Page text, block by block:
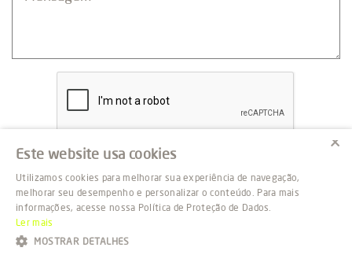
IBOV R$ 172.513
×
Este website usa cookies
Utilizamos cookies para melhorar sua experiência de navegação,
melhorar seu desempenho e personalizar o conteúdo. Para mais
informações, acesse nossa Política de Proteção de Dados.
Ler mais
MOSTRAR DETALHES